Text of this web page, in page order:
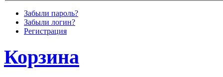
Забыли пароль?
Забыли логин?
Регистрация
Корзина